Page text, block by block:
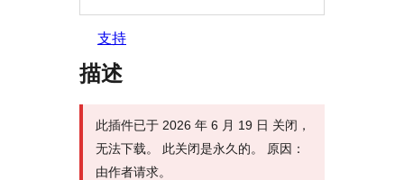
支持
描述
此插件已于 2026 年 6 月 19 日 关闭，
无法下载。 此关闭是永久的。 原因：
由作者请求。